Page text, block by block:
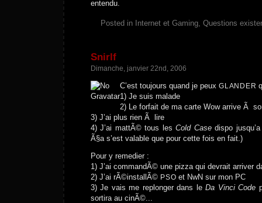
entendu.
Posted in Internet et Gaming, Questions
Snirlf
Dimanche, janvier 22nd, 2006
C’est toujours quand je peux GLANDER
1) Je suis malade
2) Le forfait de ma carte Wow arrive Ã
3) J’ai plus rien Ã lire
4) J’ai mattÃ© tous lesCold Casedispo jusqu’a
Ã§a s’est valable que pour cette fois en fait.)
Pour y remedier :
1) J’ai commandÃ© une pizza qui devrait arriver
2) J’ai rÃ©installÃ© PSO et NwN sur mon PC
3) Je vais me replonger dans leDa Vinci Code
sortira au cinÃ©...